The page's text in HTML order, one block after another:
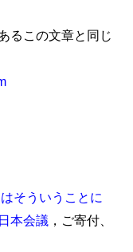
るこの文章と同じ
はそういうことに
本会議 ，ご寄付、